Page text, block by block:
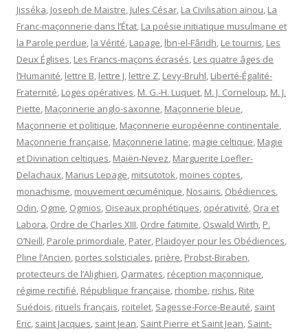
Jisséka, Joseph de Maistre, Jules César, La Civilisation aïnou, La
Franc-maçonnerie dans l’État, La poésie initiatique musulmane et
la Parole perdue, la Vérité, Lapage, lbn-el-Fâridh, Le tournis, Les
Deux Églises, Les Francs-maçons écrasés, Les quatre âges de
l’Humanité, lettre B, lettre J, lettre Z, Levy-Bruhl, Liberté-Égalité-
Fraternité, Loges opératives, M. G.-H. Luquet, M. J. Corneloup, M. J.
Piette, Maçonnerie anglo-saxonne, Maçonnerie bleue,
Maçonnerie et politique, Maçonnerie européenne continentale,
Maçonnerie française, Maçonnerie latine, magie celtique, Magie
et Divination celtiques, Maiën-Nevez, Marguerite Loefler-
Delachaux, Marius Lepage, mitsutotok, moines coptes,
monachisme, mouvement œcuménique, Nosairis, Obédiences,
Odin, Ogme, Ogmios, Oiseaux prophétiques, opérativité, Ora et
Labora, Ordre de Charles XIII, Ordre fatimite, Oswald Wirth, P.
O’Neill, Parole primordiale, Pater, Plaidoyer pour les Obédiences,
Pline l’Ancien, portes solsticiales, prière, Probst-Biraben,
protecteurs de l’Alighieri, Qarmates, réception maçonnique,
régime rectifié, République française, rhombe, rishis, Rite
Suédois, rituels français, roitelet, Sagesse-Force-Beauté, saint
Eric, saint Jacques, saint Jean, Saint Pierre et Saint Jean, Saint-